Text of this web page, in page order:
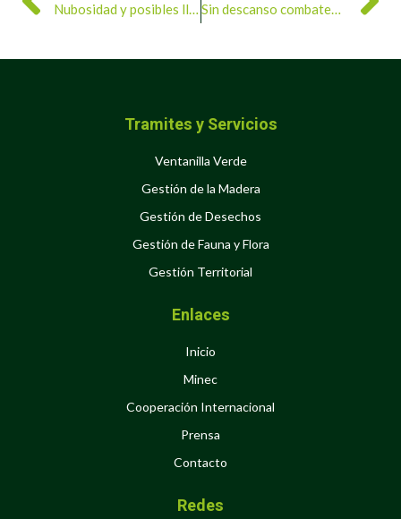
Nubosidad y posibles lloviznas dispersas en parte del territorio nacional Sin descanso combaten incendio forestal en Parque Nacional Macarao
Tramites y Servicios
Ventanilla Verde
Gestión de la Madera
Gestión de Desechos
Gestión de Fauna y Flora
Gestión Territorial
Enlaces
Inicio
Minec
Cooperación Internacional
Prensa
Contacto
Redes